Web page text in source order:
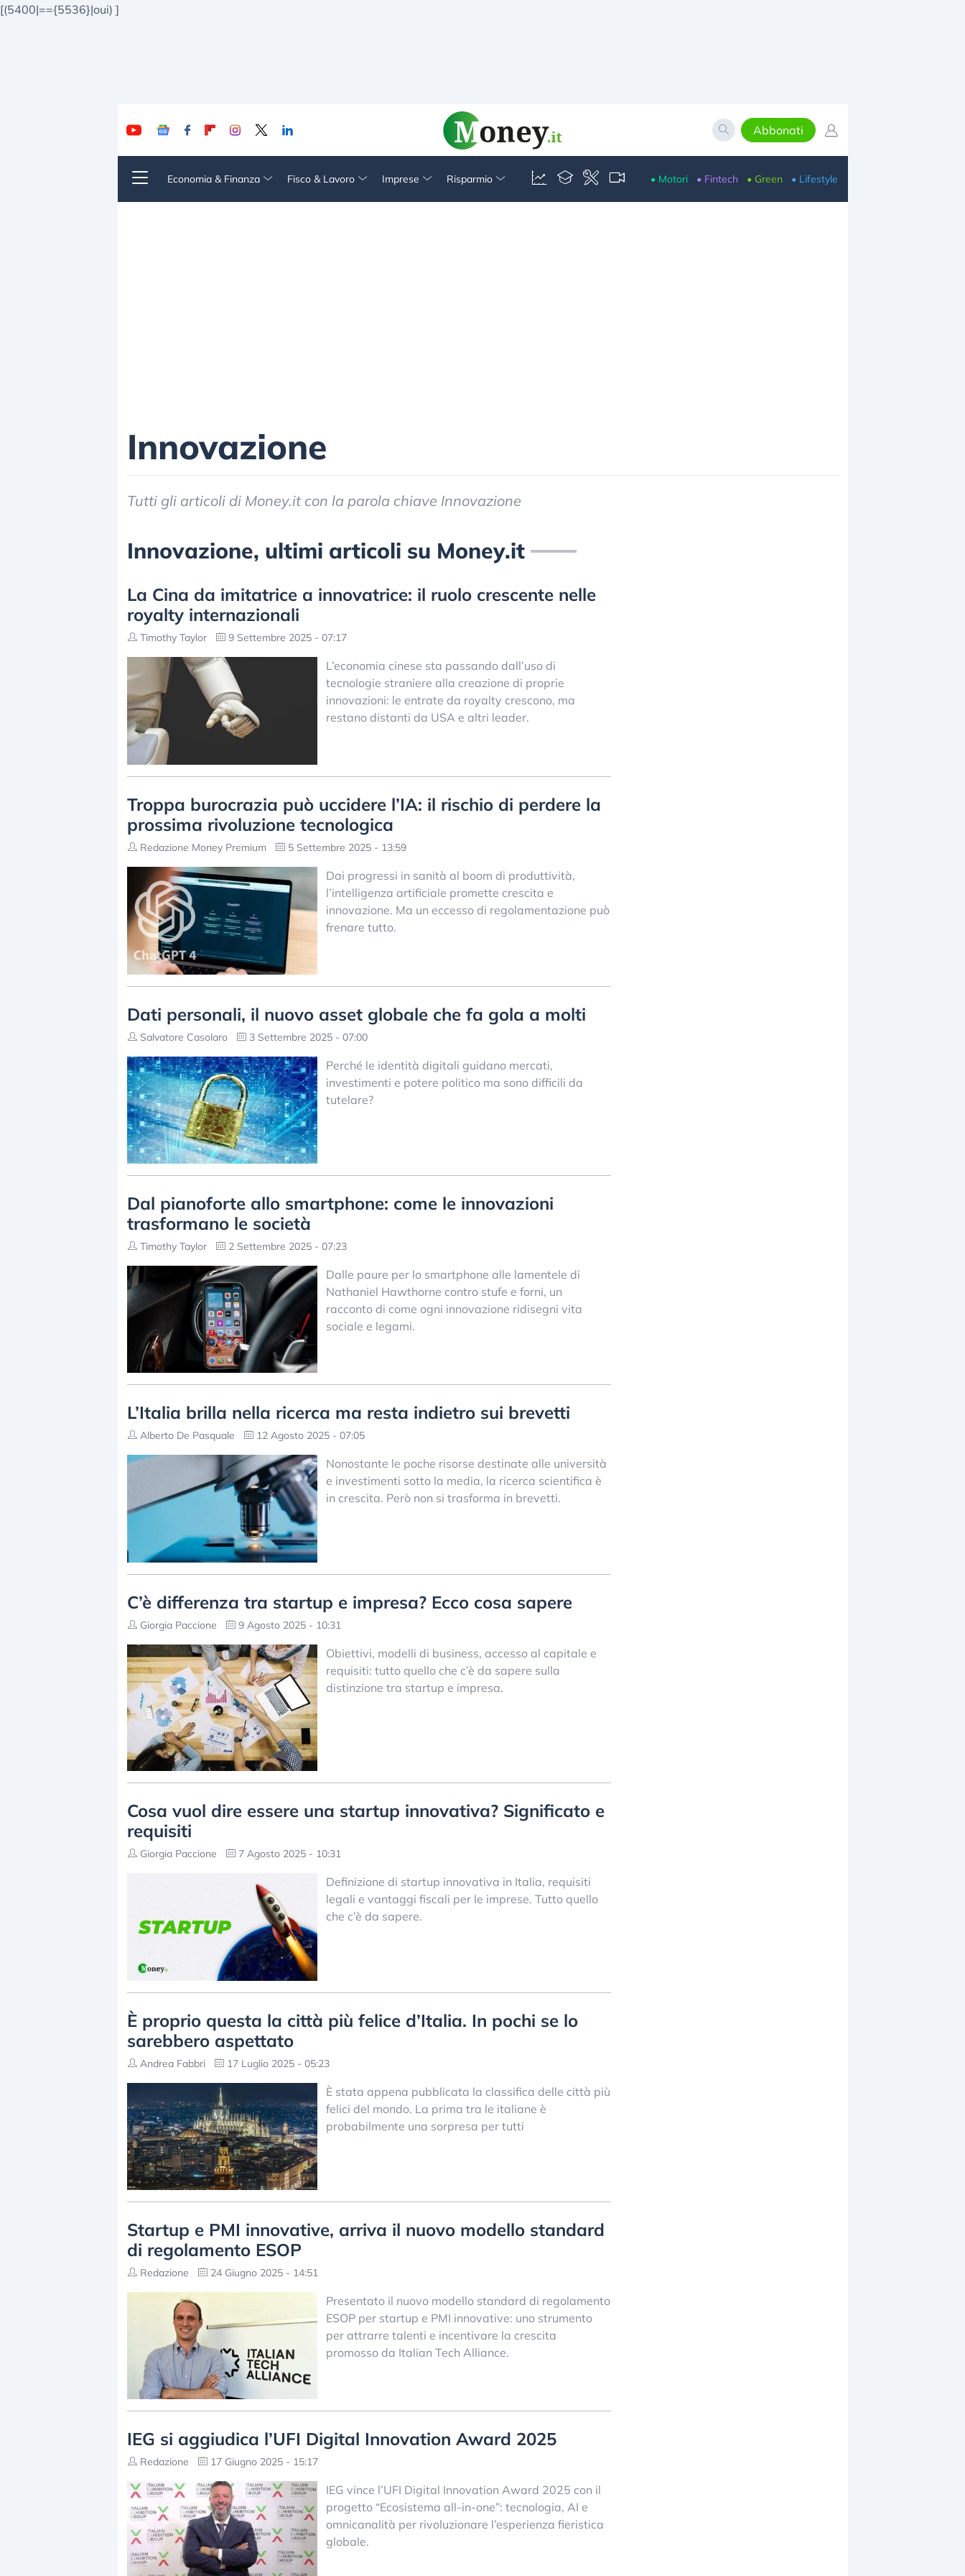
[(5400|=={5536}|oui) ]
Abbonati
Economia & Finanza Fisco & Lavoro Imprese Risparmio • Motori • Fintech • Green • Lifestyle
Innovazione
Tutti gli articoli di Money.it con la parola chiave Innovazione
Innovazione, ultimi articoli su Money.it
La Cina da imitatrice a innovatrice: il ruolo crescente nelle
royalty internazionali
Timothy Taylor 9 Settembre 2025 - 07:17
L’economia cinese sta passando dall’uso di
tecnologie straniere alla creazione di proprie
innovazioni: le entrate da royalty crescono, ma
restano distanti da USA e altri leader.
Troppa burocrazia può uccidere l’IA: il rischio di perdere la
prossima rivoluzione tecnologica
Redazione Money Premium 5 Settembre 2025 - 13:59
Dai progressi in sanità al boom di produttività,
l’intelligenza artificiale promette crescita e
innovazione. Ma un eccesso di regolamentazione può
frenare tutto.
Dati personali, il nuovo asset globale che fa gola a molti
Salvatore Casolaro 3 Settembre 2025 - 07:00
Perché le identità digitali guidano mercati,
investimenti e potere politico ma sono difficili da
tutelare?
Dal pianoforte allo smartphone: come le innovazioni
trasformano le società
Timothy Taylor 2 Settembre 2025 - 07:23
Dalle paure per lo smartphone alle lamentele di
Nathaniel Hawthorne contro stufe e forni, un
racconto di come ogni innovazione ridisegni vita
sociale e legami.
L’Italia brilla nella ricerca ma resta indietro sui brevetti
Alberto De Pasquale 12 Agosto 2025 - 07:05
Nonostante le poche risorse destinate alle università
e investimenti sotto la media, la ricerca scientifica è
in crescita. Però non si trasforma in brevetti.
C’è differenza tra startup e impresa? Ecco cosa sapere
Giorgia Paccione 9 Agosto 2025 - 10:31
Obiettivi, modelli di business, accesso al capitale e
requisiti: tutto quello che c’è da sapere sulla
distinzione tra startup e impresa.
Cosa vuol dire essere una startup innovativa? Significato e
requisiti
Giorgia Paccione 7 Agosto 2025 - 10:31
Definizione di startup innovativa in Italia, requisiti
legali e vantaggi fiscali per le imprese. Tutto quello
che c’è da sapere.
È proprio questa la città più felice d’Italia. In pochi se lo
sarebbero aspettato
Andrea Fabbri 17 Luglio 2025 - 05:23
È stata appena pubblicata la classifica delle città più
felici del mondo. La prima tra le italiane è
probabilmente una sorpresa per tutti
Startup e PMI innovative, arriva il nuovo modello standard
di regolamento ESOP
Redazione 24 Giugno 2025 - 14:51
Presentato il nuovo modello standard di regolamento
ESOP per startup e PMI innovative: uno strumento
per attrarre talenti e incentivare la crescita
promosso da Italian Tech Alliance.
IEG si aggiudica l’UFI Digital Innovation Award 2025
Redazione 17 Giugno 2025 - 15:17
IEG vince l’UFI Digital Innovation Award 2025 con il
progetto “Ecosistema all-in-one”: tecnologia, AI e
omnicanalità per rivoluzionare l’esperienza fieristica
globale.